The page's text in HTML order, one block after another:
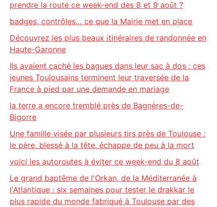
prendre la route ce week-end des 8 et 9 août ?
badges, contrôles… ce que la Mairie met en place
Découvrez les plus beaux itinéraires de randonnée en
Haute-Garonne
Ils avaient caché les bagues dans leur sac à dos : ces
jeunes Toulousains terminent leur traversée de la
France à pied par une demande en mariage
la terre a encore tremblé près de Bagnères-de-
Bigorre
Une famille visée par plusieurs tirs près de Toulouse :
le père, blessé à la tête, échappe de peu à la mort
voici les autoroutes à éviter ce week-end du 8 août
Le grand baptême de l'Orkan, de la Méditerranée à
l'Atlantique : six semaines pour tester le drakkar le
plus rapide du monde fabriqué à Toulouse par des